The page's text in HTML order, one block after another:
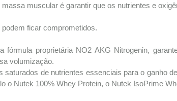
muscular é garantir que os nutrientes e
ficar comprometidos.
proprietária NO2 AKG Nitrogenin,
volumização.
de nutrientes essenciais para o ganho
o Nutek 100% Whey Protein, o Nutek IsoPrime